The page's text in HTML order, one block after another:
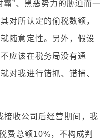
霸”、黑恶势力的胁迫而一
对所认定的偷税数额，
随意定性。另外，假设
应该在税务局没有通
对我进行错抓、错捕、
收公司后经营期间，我
费总额10%，不构成判